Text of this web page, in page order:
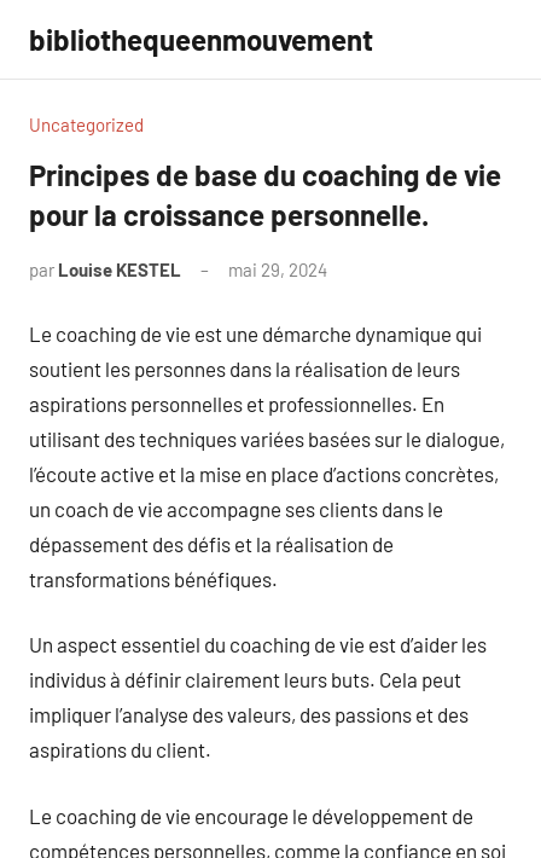
contenu
bibliothequeenmouvement
Uncategorized
Principes de base du coaching de vie
pour la croissance personnelle.
par Louise KESTEL mai 29, 2024
Le coaching de vie est une démarche dynamique qui
soutient les personnes dans la réalisation de leurs
aspirations personnelles et professionnelles. En
utilisant des techniques variées basées sur le dialogue,
l’écoute active et la mise en place d’actions concrètes,
un coach de vie accompagne ses clients dans le
dépassement des défis et la réalisation de
transformations bénéfiques.
Un aspect essentiel du coaching de vie est d’aider les
individus à définir clairement leurs buts. Cela peut
impliquer l’analyse des valeurs, des passions et des
aspirations du client.
Le coaching de vie encourage le développement de
compétences personnelles, comme la confiance en soi